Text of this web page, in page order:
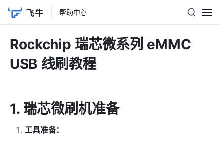
帮助中心
Rockchip 瑞芯微系列 eMMC
USB 线刷教程
1. 瑞芯微刷机准备
工具准备：